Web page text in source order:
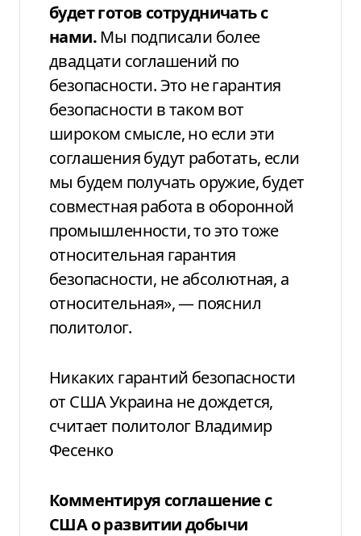
будет готов сотрудничать с
нами. Мы подписали более
двадцати соглашений по
безопасности. Это не гарантия
безопасности в таком вот
широком смысле, но если эти
соглашения будут работать, если
мы будем получать оружие, будет
совместная работа в оборонной
промышленности, то это тоже
относительная гарантия
безопасности, не абсолютная, а
относительная», — пояснил
политолог.
Никаких гарантий безопасности
от США Украина не дождется,
считает политолог Владимир
Фесенко
Комментируя соглашение с
США о развитии добычи